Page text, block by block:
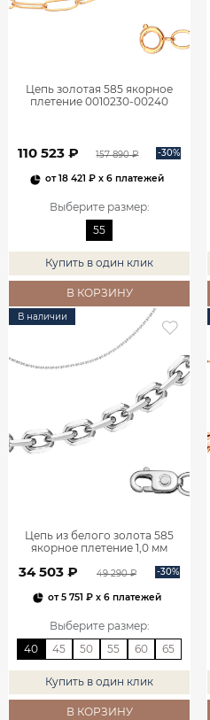
Цепь золотая 585 якорное
плетение 0010230-00240
110 523 ₽ 157 890 ₽ -30%
от18 421 ₽ x 6 платежей
Выберите размер:
55
Купить в один клик
В КОРЗИНУ
В наличии
Цепь из белого золота 585
якорное плетение 1,0 мм
34 503 ₽ 49 290 ₽ -30%
от5 751 ₽ x 6 платежей
Выберите размер:
40
45 50 55 60 65
Купить в один клик
В КОРЗИНУ